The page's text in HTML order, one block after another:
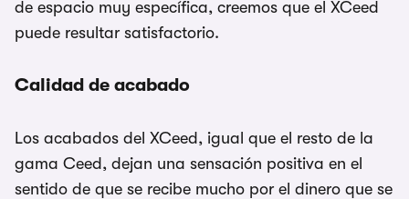
de espacio muy específica, creemos que el XCeed
puede resultar satisfactorio.
Calidad de acabado
Los acabados del XCeed, igual que el resto de la
gama Ceed, dejan una sensación positiva en el
sentido de que se recibe mucho por el dinero que se